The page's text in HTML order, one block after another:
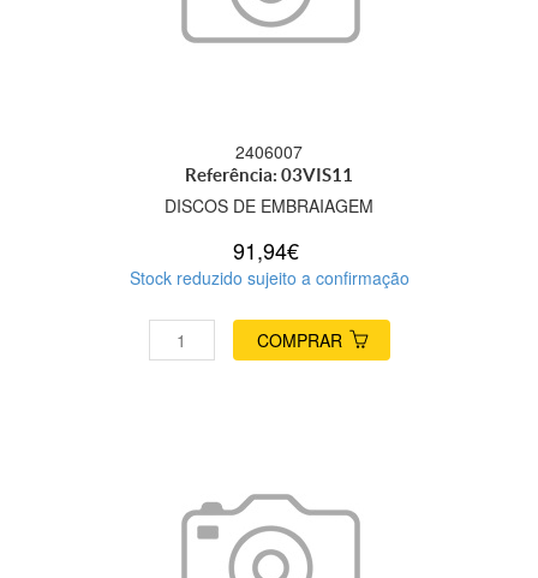
2406007
Referência: 03VIS11
DISCOS DE EMBRAIAGEM
91,94€
Stock reduzido sujeito a confirmação
COMPRAR